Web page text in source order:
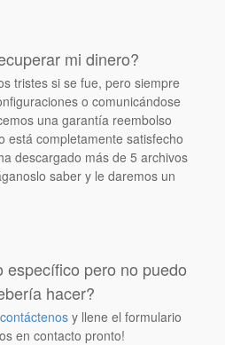
mi dinero?
tristes si se fue, pero siempre
o comunicándose
una garantía reembolso
está completamente satisfecho
descargado más de 5 archivos
saber y le daremos un
específico pero no puedo
hacer?
contáctenos y llene el formulario
en contacto pronto!